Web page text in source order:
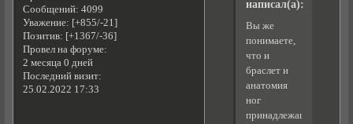
Сообщений: 4099
Уважение: [+855/-21]
Позитив: [+1367/-36]
Провел на форуме:
2 месяца 0 дней
Последний визит:
25.02.2022 17:33
написал(а):
Вы же
понимаете,
что и
браслет и
анатомия
ног
принадлежащих